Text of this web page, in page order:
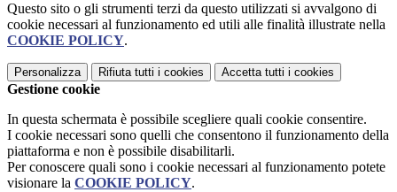
Questo sito o gli strumenti terzi da questo utilizzati si avvalgono di
cookie necessari al funzionamento ed utili alle finalità illustrate nella
COOKIE POLICY.
Personalizza Rifiuta tutti i cookies Accetta tutti i cookies
Gestione cookie
In questa schermata è possibile scegliere quali cookie consentire.
I cookie necessari sono quelli che consentono il funzionamento della
piattaforma e non è possibile disabilitarli.
Per conoscere quali sono i cookie necessari al funzionamento potete
visionare la COOKIE POLICY.